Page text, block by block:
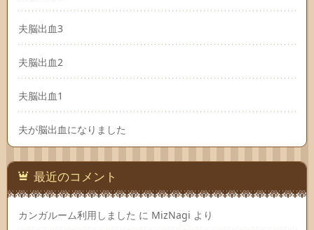
夫脳出血3
夫脳出血2
夫脳出血1
夫が脳出血になりました
最近のコメント
カンガルーム利用しました に MizNagi より